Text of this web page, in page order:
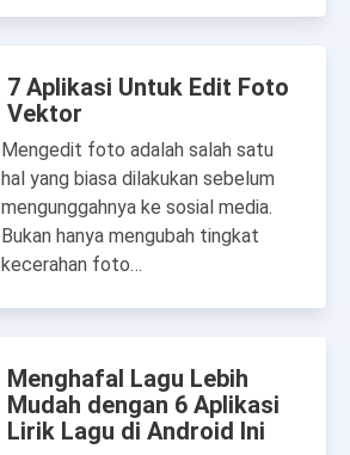
7 Aplikasi Untuk Edit Foto
Vektor
Mengedit foto adalah salah satu
hal yang biasa dilakukan sebelum
mengunggahnya ke sosial media.
Bukan hanya mengubah tingkat
kecerahan foto…
Menghafal Lagu Lebih
Mudah dengan 6 Aplikasi
Lirik Lagu di Android Ini